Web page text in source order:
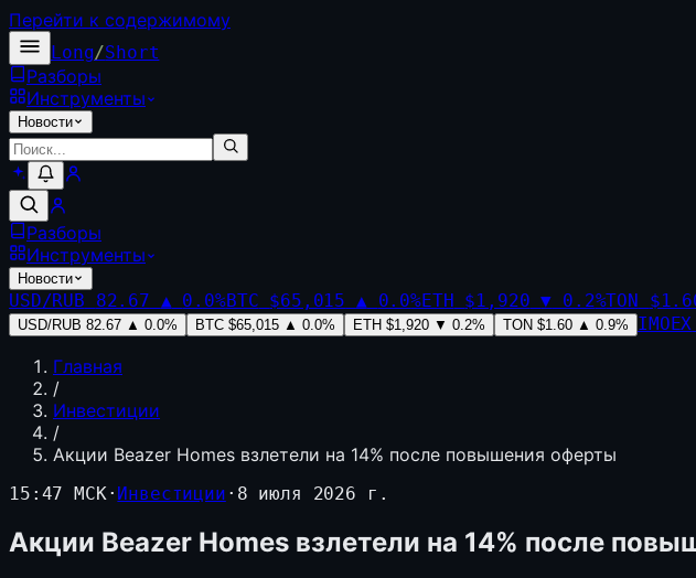
Перейти к содержимому
Long/Short
Разборы
Инструменты
Новости
Разборы
Инструменты
Новости
USD/RUB 82.67 ▲ 0.0%BTC $65,015 ▲ 0.0%ETH $1,920 ▼ 0.2%TON
USD/RUB 82.67 ▲ 0.0% BTC $65,015 ▲ 0.0% ETH $1,920 ▼ 0.2% TON $1.60 ▲ 0.9% IMOEX
Главная
/
Инвестиции
/
Акции Beazer Homes взлетели на 14% после повышения оферты
15:47 МСК· Инвестиции · 8 июля 2026 г.
Акции Beazer Homes взлетели на 14% после